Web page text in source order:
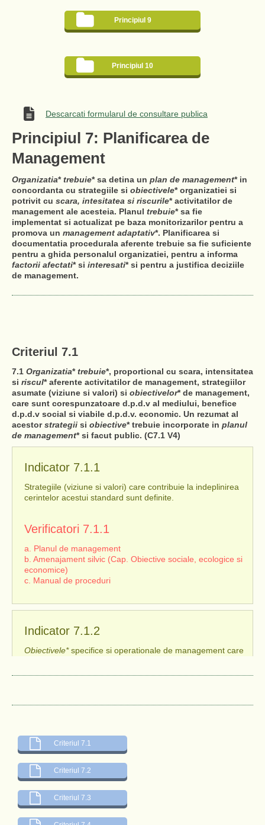
Principiul 9
Principiul 10
Descarcati formularul de consultare publica
Principiul 7: Planificarea de
Management
Organizatia*trebuie* sa detina un plan de management* in
concordanta cu strategiile si obiectivele* organizatiei si
potrivit cu scara, intesitatea si riscurile* activitatilor de
management ale acesteia. Planul trebuie* sa fie
implementat si actualizat pe baza monitorizarilor pentru a
promova un management adaptativ*. Planificarea si
documentatia procedurala aferente trebuie sa fie suficiente
pentru a ghida personalul organizatiei, pentru a informa
factorii afectati* si interesati* si pentru a justifica deciziile
de management.
Criteriul 7.1
7.1 Organizatia*trebuie*, proportional cu scara, intensitatea
si riscul* aferente activitatilor de management, strategiilor
asumate (viziune si valori) si obiectivelor* de management,
care sunt corespunzatoare d.p.d.v al mediului, benefice
d.p.d.v social si viabile d.p.d.v. economic. Un rezumat al
acestorstrategii si obiective* trebuie incorporate in planul
de management* si facut public. (C7.1 V4)
Indicator 7.1.1
Strategiile (viziune si valori) care contribuie la indeplinirea
cerintelor acestui standard sunt definite.
Verificatori 7.1.1
a. Planul de management
b. Amenajament silvic (Cap. Obiective sociale, ecologice si
economice)
c. Manual de proceduri
Indicator 7.1.2
Obiectivele*specifice si operationale de management care
Indicator 7.1.3
Rezumate ale strategiilor si
Criteriul 7.1
Criteriul 7.2
Criteriul 7.3